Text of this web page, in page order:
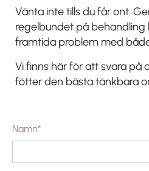
Vänta inte tills du får ont.
regelbundet på behandling
framtida problem med
Vi finns här för att svara på
fötter den bästa tänkbara
Namn*